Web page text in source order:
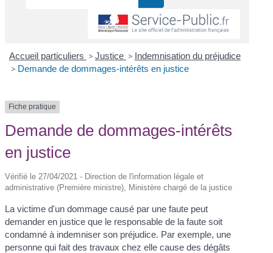
Accueil particuliers > Justice > Indemnisation du préjudice
> Demande de dommages-intérêts en justice
Fiche pratique
Demande de dommages-intérêts
en justice
Vérifié le 27/04/2021 - Direction de l'information légale et
administrative (Première ministre), Ministère chargé de la justice
La victime d'un dommage causé par une faute peut
demander en justice que le responsable de la faute soit
condamné à indemniser son préjudice. Par exemple, une
personne qui fait des travaux chez elle cause des dégâts